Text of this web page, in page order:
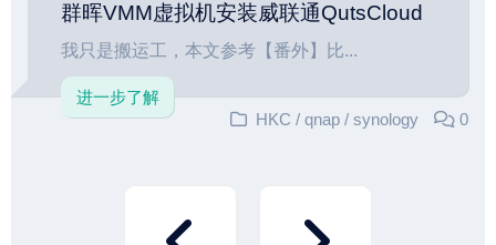
群晖VMM虚拟机安装威联通QutsCloud
我只是搬运工，本文参考【番外】比...
进一步了解
HKC / qnap / synology 0